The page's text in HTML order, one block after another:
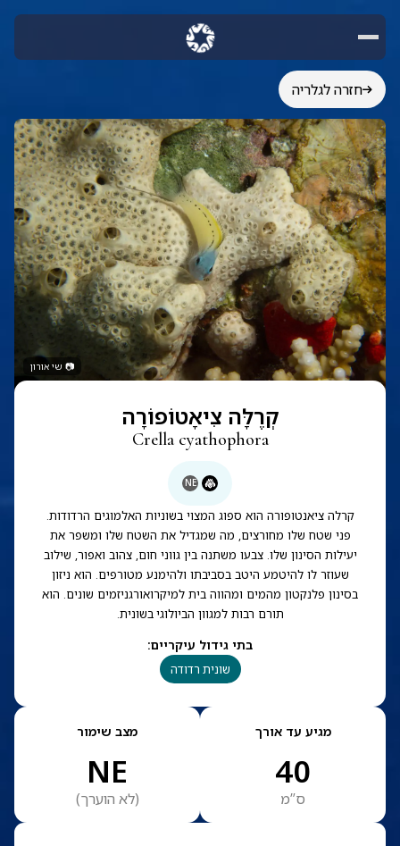
חזרה לגלריה
📷 שי אורון
קְרֶלָּה צִיאָטוֹפוֹרָה
Crella cyathophora
NE
קרלה ציאנטופורה הוא ספוג המצוי בשוניות האלמוגים הרדודות.
פני שטח שלו מחורצים, מה שמגדיל את השטח שלו ומשפר את
יעילות הסינון שלו. צבעו משתנה בין גווני חום, צהוב ואפור, שילוב
שעוזר לו להיטמע היטב בסביבתו ולהימנע מטורפים. הוא ניזון
בסינון פלנקטון מהמים ומהווה בית למיקרואורגניזמים שונים. הוא
תורם רבות למגוון הביולוגי בשונית.
בתי גידול עיקריים:
שונית רדודה
מגיע עד אורך
40
ס”מ
מצב שימור
NE
(לא הוערך)